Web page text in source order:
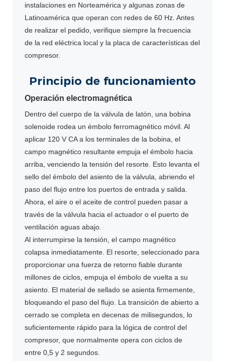
instalaciones en Norteamérica y algunas zonas de
Latinoamérica que operan con redes de 60 Hz. Antes
de realizar el pedido, verifique siempre la frecuencia
de la red eléctrica local y la placa de características del
compresor.
Principio de funcionamiento
Operación electromagnética
Dentro del cuerpo de la válvula de latón, una bobina
solenoide rodea un émbolo ferromagnético móvil. Al
aplicar 120 V CA a los terminales de la bobina, el
campo magnético resultante empuja el émbolo hacia
arriba, venciendo la tensión del resorte. Esto levanta el
sello del émbolo del asiento de la válvula, abriendo el
paso del flujo entre los puertos de entrada y salida.
Ahora, el aire o el aceite de control pueden pasar a
través de la válvula hacia el actuador o el puerto de
ventilación aguas abajo.
Al interrumpirse la tensión, el campo magnético
colapsa inmediatamente. El resorte, seleccionado para
proporcionar una fuerza de retorno fiable durante
millones de ciclos, empuja el émbolo de vuelta a su
asiento. El material de sellado se asienta firmemente,
bloqueando el paso del flujo. La transición de abierto a
cerrado se completa en decenas de milisegundos, lo
suficientemente rápido para la lógica de control del
compresor, que normalmente opera con ciclos de
entre 0,5 y 2 segundos.